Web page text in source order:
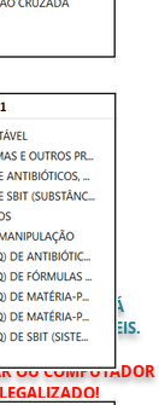
MENSAL
JÁ
EDITÁVEIS.
OU COMPUTADOR